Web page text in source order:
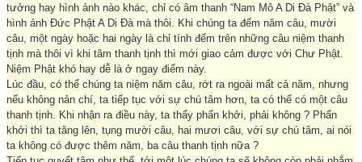
tưởng hay hình ảnh nào khác, chỉ có âm thanh “Nam Mô A Di Đà Phật” và
hình ảnh Đức Phật A Di Đà mà thôi. Khi chúng ta đếm năm câu, mười
câu, một ngày hoặc hai ngày là chỉ tính đếm trên những câu niệm thanh
tịnh mà thôi vì khi tâm thanh tịnh thì mới giao cảm được với Chư Phật.
Niệm Phật khó hay dễ là ở ngay điểm này.
Lúc đầu, có thể chúng ta niệm năm câu, rớt ra ngoài mất cả năm, nhưng
nếu không nản chí, ta tiếp tục với sự chú tâm hơn, ta có thể có một câu
thanh tịnh. Khi nhận ra điều này, ta thấy phấn khởi, phải không ? Phấn
khởi thì ta tăng lên, tụng mười câu, hai mươi câu, với sự chú tâm, ai nói
ta không có được thêm năm, ba câu thanh tịnh nữa ?